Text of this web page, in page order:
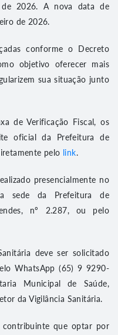
de 2026. A nova data de
de 2026.
conforme o Decreto
objetivo oferecer mais
sua situação junto
de Verificação Fiscal, os
oficial da Prefeitura de
pelo link.
presencialmente no
sede da Prefeitura de
nº 2.287, ou pelo
deve ser solicitado
WhatsApp (65) 9 9290-
Municipal de Saúde,
da Vigilância Sanitária.
que optar por